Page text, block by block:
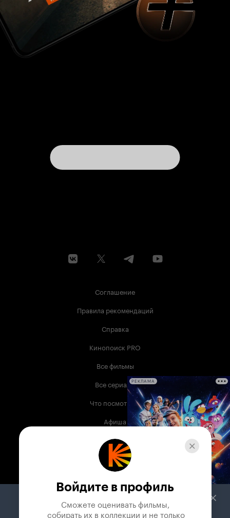
Соглашение
Правила рекомендаций
Справка
Кинопоиск PRO
Все фильмы
Все сериалы
Что посмотреть
Афиша
Музыка
Телепрограмма
Служба поддержки
РЕКЛАМА
Войдите в профиль
Сможете оценивать фильмы,
собирать их в коллекции и не только